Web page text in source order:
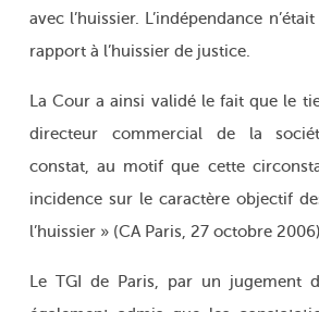
avec l’huissier. L’indépendance
rapport à l’huissier de justice.
La Cour a ainsi validé le fait que le
directeur commercial de la
constat, au motif que cette
incidence sur le caractère objectif
l’huissier » (CA Paris, 27 octobre 2006).
Le TGI de Paris, par un jugement